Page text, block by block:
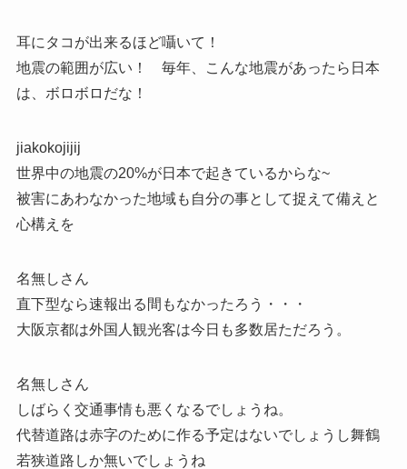
耳にタコが出来るほど囁いて！
地震の範囲が広い！ 毎年、こんな地震があったら日本
は、ボロボロだな！
jiakokojijij
世界中の地震の20%が日本で起きているからな~
被害にあわなかった地域も自分の事として捉えて備えと
心構えを
名無しさん
直下型なら速報出る間もなかったろう・・・
大阪京都は外国人観光客は今日も多数居ただろう。
名無しさん
しばらく交通事情も悪くなるでしょうね。
代替道路は赤字のために作る予定はないでしょうし舞鶴
若狭道路しか無いでしょうね